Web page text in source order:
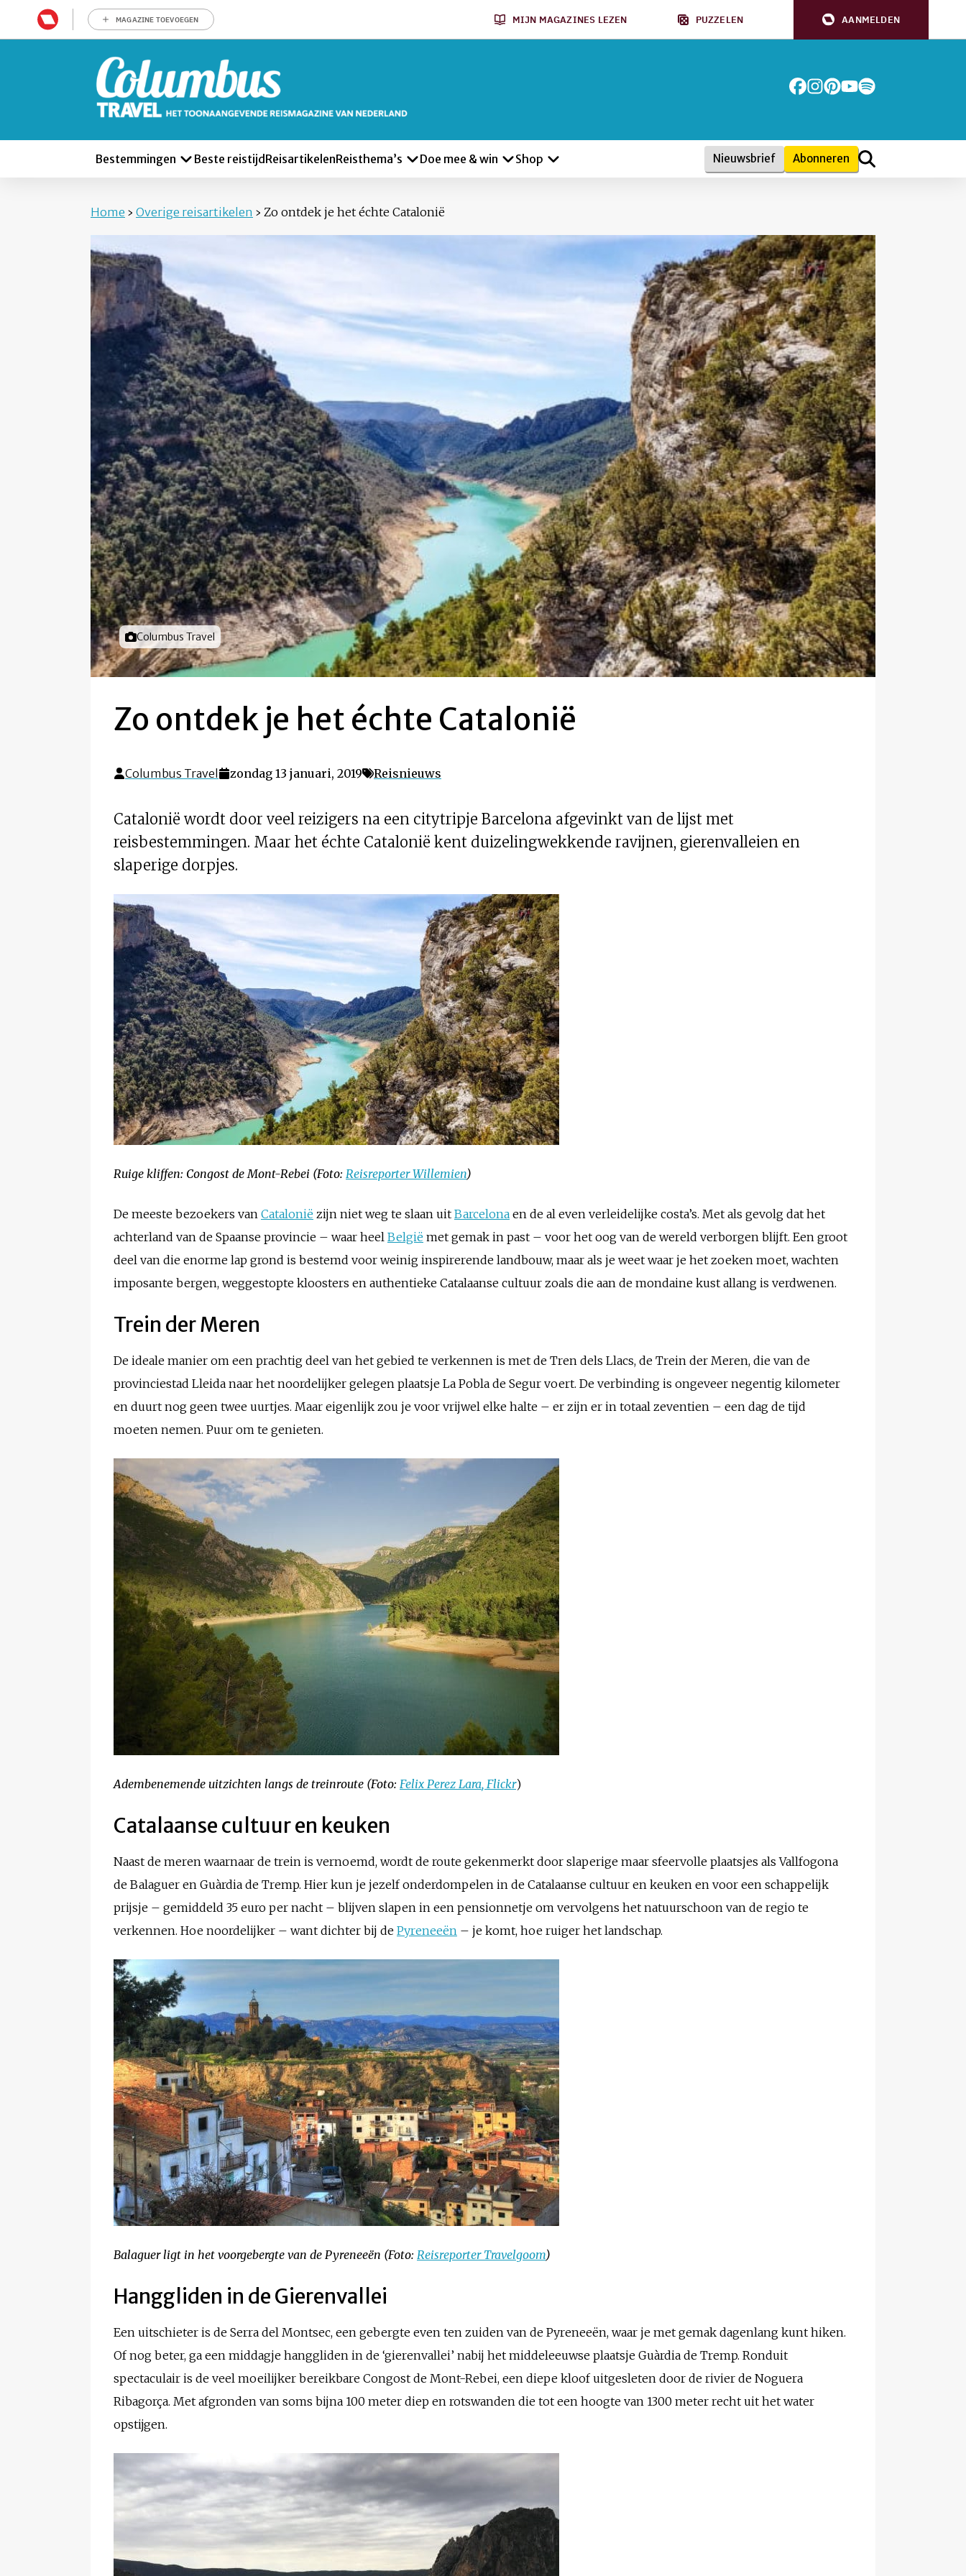
MAGAZINE TOEVOEGEN MIJN MAGAZINES LEZEN PUZZELEN AANMELDEN
Bestemmingen Beste reistijd ReisartikelenReisthema’s Doe mee & win Shop Nieuwsbrief Abonneren
Home › Overige reisartikelen › Zo ontdek je het échte Catalonië
Foto door
Columbus Travel
Zo ontdek je het échte Catalonië
Columbus Travel zondag 13 januari, 2019 Reisnieuws
Catalonië wordt door veel reizigers na een citytripje Barcelona afgevinkt van de lijst met
reisbestemmingen. Maar het échte Catalonië kent duizelingwekkende ravijnen, gierenvalleien en
slaperige dorpjes.
Ruige kliffen: Congost de Mont-Rebei (Foto: Reisreporter Willemien)
De meeste bezoekers van Catalonië zijn niet weg te slaan uit Barcelona en de al even verleidelijke costa’s. Met als gevolg dat het
achterland van de Spaanse provincie – waar heel België met gemak in past – voor het oog van de wereld verborgen blijft. Een groot
deel van die enorme lap grond is bestemd voor weinig inspirerende landbouw, maar als je weet waar je het zoeken moet, wachten
imposante bergen, weggestopte kloosters en authentieke Catalaanse cultuur zoals die aan de mondaine kust allang is verdwenen.
Trein der Meren
De ideale manier om een prachtig deel van het gebied te verkennen is met de Tren dels Llacs, de Trein der Meren, die van de
provinciestad Lleida naar het noordelijker gelegen plaatsje La Pobla de Segur voert. De verbinding is ongeveer negentig kilometer
en duurt nog geen twee uurtjes. Maar eigenlijk zou je voor vrijwel elke halte – er zijn er in totaal zeventien – een dag de tijd
moeten nemen. Puur om te genieten.
Adembenemende uitzichten langs de treinroute (Foto: Felix Perez Lara, Flickr)
Catalaanse cultuur en keuken
Naast de meren waarnaar de trein is vernoemd, wordt de route gekenmerkt door slaperige maar sfeervolle plaatsjes als Vallfogona
de Balaguer en Guàrdia de Tremp. Hier kun je jezelf onderdompelen in de Catalaanse cultuur en keuken en voor een schappelijk
prijsje – gemiddeld 35 euro per nacht – blijven slapen in een pensionnetje om vervolgens het natuurschoon van de regio te
verkennen. Hoe noordelijker – want dichter bij de Pyreneeën – je komt, hoe ruiger het landschap.
Balaguer ligt in het voorgebergte van de Pyreneeën (Foto: Reisreporter Travelgoom)
Hanggliden in de Gierenvallei
Een uitschieter is de Serra del Montsec, een gebergte even ten zuiden van de Pyreneeën, waar je met gemak dagenlang kunt hiken.
Of nog beter, ga een middagje hanggliden in de ‘gierenvallei’ nabij het middeleeuwse plaatsje Guàrdia de Tremp. Ronduit
spectaculair is de veel moeilijker bereikbare Congost de Mont-Rebei, een diepe kloof uitgesleten door de rivier de Noguera
Ribagorça. Met afgronden van soms bijna 100 meter diep en rotswanden die tot een hoogte van 1300 meter recht uit het water
opstijgen.